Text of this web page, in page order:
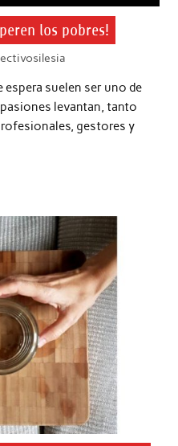
los pobres!
suelen ser uno de
levantan, tanto
gestores y